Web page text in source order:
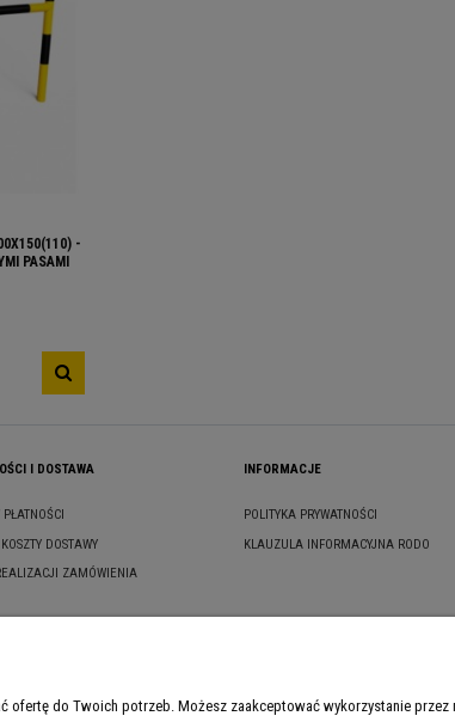
-
PASAMI
I DOSTAWA
PŁATNOŚCI
DOSTAWY
ZAMÓWIENIA
INFORMACJE
POLITYKA PRYWATNOŚCI
KLAUZULA INFORMACYJNA RODO
do Twoich potrzeb. Możesz zaakceptować wykorzystanie